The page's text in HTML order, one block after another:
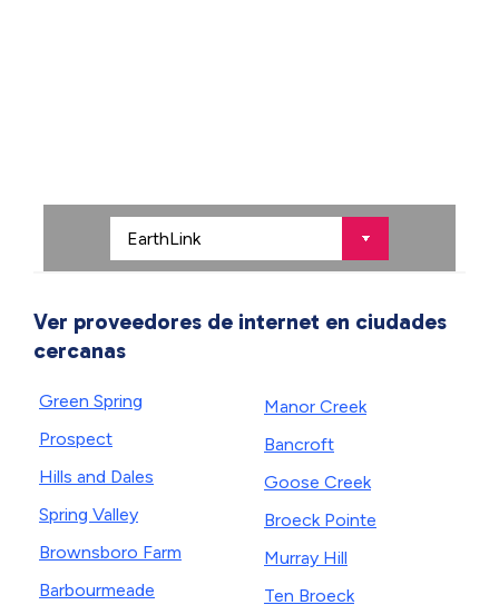
Ver proveedores de internet en ciudades
cercanas
Green Spring
Prospect
Hills and Dales
Spring Valley
Brownsboro Farm
Barbourmeade
Manor Creek
Bancroft
Goose Creek
Broeck Pointe
Murray Hill
Ten Broeck